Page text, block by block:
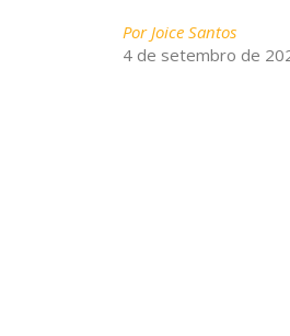
PorJoice Santos
4 de setembro de